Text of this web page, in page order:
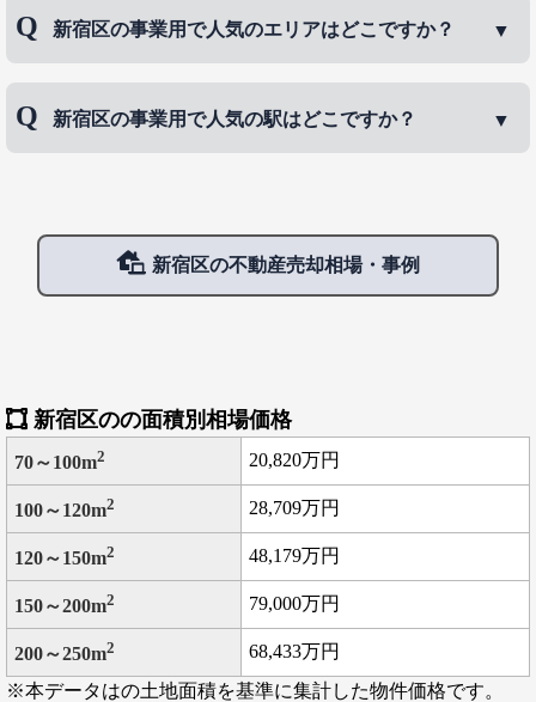
新宿区の事業用で人気のエリアはどこですか？
場、下落合などです。
新宿区の事業用で人気の駅はどこですか？
新宿区の不動産売却相場・事例
新宿区のの面積別相場価格
70～100m2 20,820万円
100～120m2 28,709万円
120～150m2 48,179万円
150～200m2 79,000万円
200～250m2
68,433万円
※本データはの土地面積を基準に集計した物件価格です。